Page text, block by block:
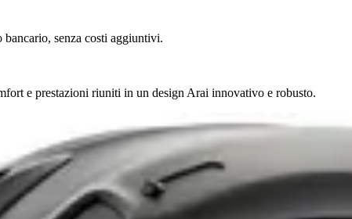
senza costi aggiuntivi.
e prestazioni riuniti in un design Arai innovativo e robusto.